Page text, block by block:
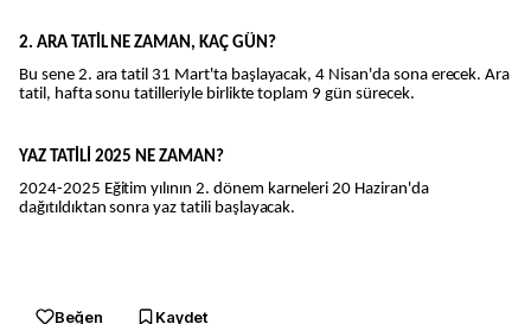
2. ARA TATİL NE ZAMAN, KAÇ GÜN?
Bu sene 2. ara tatil 31 Mart'ta başlayacak, 4 Nisan'da sona erecek. Ara
tatil, hafta sonu tatilleriyle birlikte toplam 9 gün sürecek.
YAZ TATİLİ 2025 NE ZAMAN?
2024-2025 Eğitim yılının 2. dönem karneleri 20 Haziran'da
dağıtıldıktan sonra yaz tatili başlayacak.
Beğen Kaydet